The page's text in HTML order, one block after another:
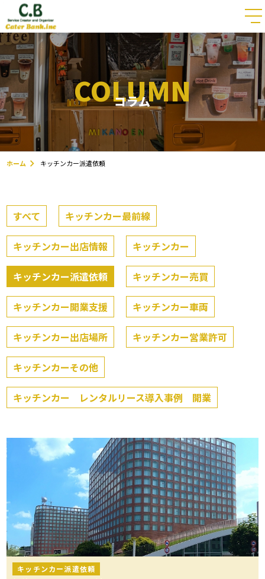
COLUMN
コラム
ホーム キッチンカー派遣依頼
すべて キッチンカー最前線
キッチンカー出店情報 キッチンカー
キッチンカー派遣依頼 キッチンカー売買
キッチンカー開業支援 キッチンカー車両
キッチンカー出店場所 キッチンカー営業許可
キッチンカーその他
キッチンカー レンタルリース導入事例 開業
キッチンカー派遣依頼